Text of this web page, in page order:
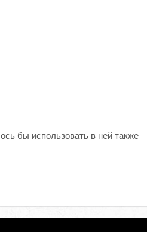
бы использовать в ней также